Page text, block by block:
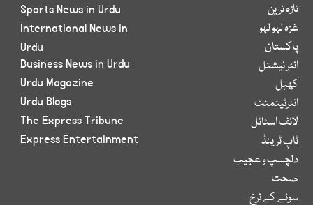
تازہ ترین
غزہ لہو لہو
پاکستان
انٹر نیشنل
کھیل
انٹرٹینمنٹ
لائف اسٹائل
ٹاپ ٹرینڈ
دلچسپ و عجیب
صحت
سونے کے نرخ
Sports News in Urdu
International News in
Urdu
Business News in Urdu
Urdu Magazine
Urdu Blogs
The Express Tribune
Express Entertainment